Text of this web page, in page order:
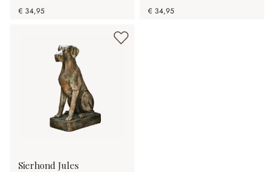
€ 34,95 € 34,95
Sierhond Jules